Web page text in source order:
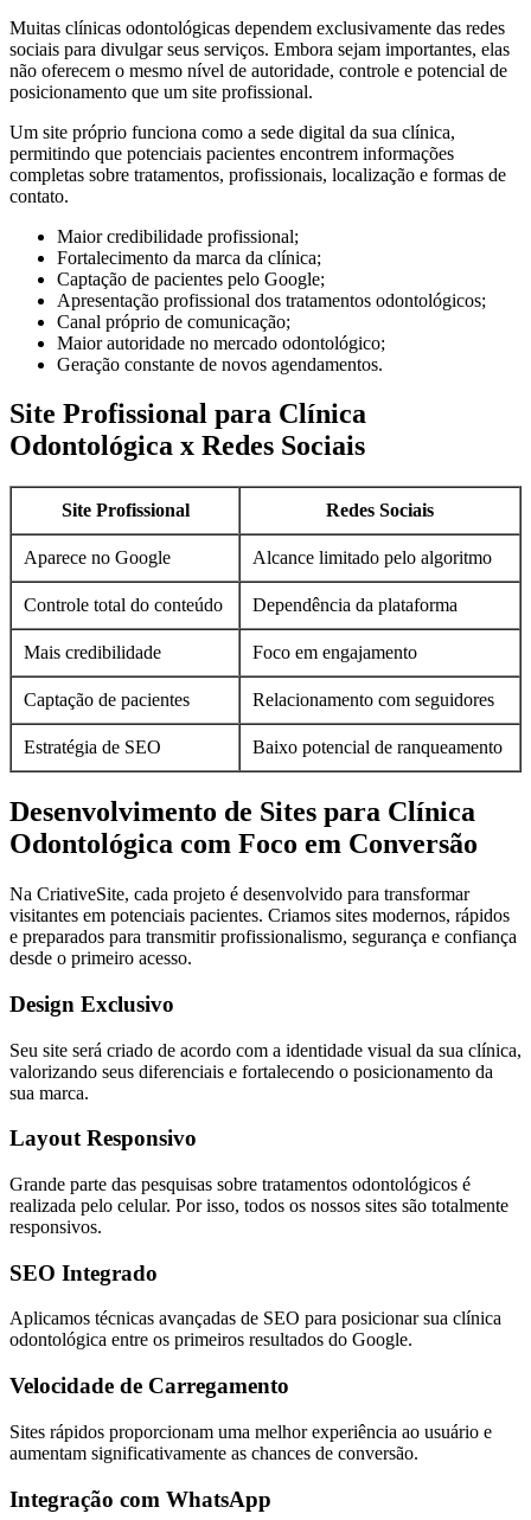
Muitas clínicas odontológicas dependem exclusivamente das redes
sociais para divulgar seus serviços. Embora sejam importantes, elas
não oferecem o mesmo nível de autoridade, controle e potencial de
posicionamento que um site profissional.
Um site próprio funciona como a sede digital da sua clínica,
permitindo que potenciais pacientes encontrem informações
completas sobre tratamentos, profissionais, localização e formas de
contato.
Maior credibilidade profissional;
Fortalecimento da marca da clínica;
Captação de pacientes pelo Google;
Apresentação profissional dos tratamentos odontológicos;
Canal próprio de comunicação;
Maior autoridade no mercado odontológico;
Geração constante de novos agendamentos.
Site Profissional para Clínica
Odontológica x Redes Sociais
Site Profissional Redes Sociais
Aparece no Google Alcance limitado pelo algoritmo
Controle total do conteúdo Dependência da plataforma
Mais credibilidade Foco em engajamento
Captação de pacientes Relacionamento com seguidores
Estratégia de SEO Baixo potencial de ranqueamento
Desenvolvimento de Sites para Clínica
Odontológica com Foco em Conversão
Na CriativeSite, cada projeto é desenvolvido para transformar
visitantes em potenciais pacientes. Criamos sites modernos, rápidos
e preparados para transmitir profissionalismo, segurança e confiança
desde o primeiro acesso.
Design Exclusivo
Seu site será criado de acordo com a identidade visual da sua clínica,
valorizando seus diferenciais e fortalecendo o posicionamento da
sua marca.
Layout Responsivo
Grande parte das pesquisas sobre tratamentos odontológicos é
realizada pelo celular. Por isso, todos os nossos sites são totalmente
responsivos.
SEO Integrado
Aplicamos técnicas avançadas de SEO para posicionar sua clínica
odontológica entre os primeiros resultados do Google.
Velocidade de Carregamento
Sites rápidos proporcionam uma melhor experiência ao usuário e
aumentam significativamente as chances de conversão.
Integração com WhatsApp